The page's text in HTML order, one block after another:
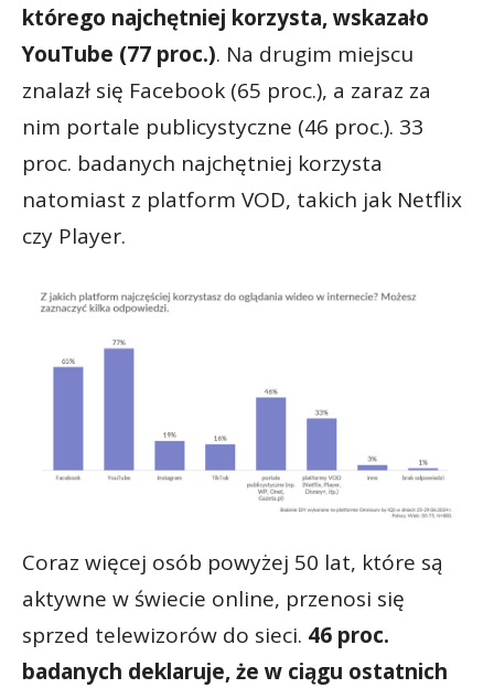
którego najchętniej korzysta, wskazało
YouTube (77 proc.). Na drugim miejscu
znalazł się Facebook (65 proc.), a zaraz za
nim portale publicystyczne (46 proc.). 33
proc. badanych najchętniej korzysta
natomiast z platform VOD, takich jak Netflix
czy Player.
Coraz więcej osób powyżej 50 lat, które są
aktywne w świecie online, przenosi się
sprzed telewizorów do sieci. 46 proc.
badanych deklaruje, że w ciągu ostatnich